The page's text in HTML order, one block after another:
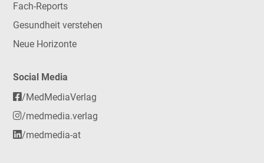
Fach-Reports
Gesundheit verstehen
Neue Horizonte
Social Media
/MedMediaVerlag
/medmedia.verlag
/medmedia-at